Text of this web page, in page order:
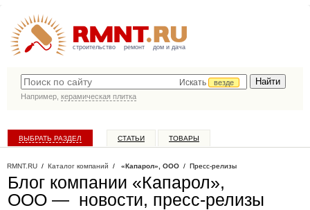
строительство ремонт дом и дача
Искать
везде
Например, керамическая плитка
ВЫБРАТЬ РАЗДЕЛ СТАТЬИ ТОВАРЫ
RMNT.RU / Каталог компаний / «Капарол», ООО / Пресс-релизы
Блог компании «Капарол»,
ООО — новости, пресс-релизы